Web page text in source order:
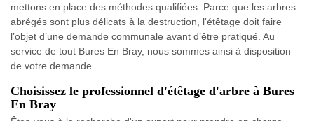
mettons en place des méthodes qualifiées. Parce que les arbres
abrégés sont plus délicats à la destruction, l'étêtage doit faire
l’objet d’une demande communale avant d’être pratiqué. Au
service de tout Bures En Bray, nous sommes ainsi à disposition
de votre demande.
Choisissez le professionnel d'étêtage d'arbre à Bures
En Bray